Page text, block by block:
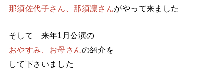
那須佐代子さん、那須凛さんがやって来ました
そして 来年1月公演の
おやすみ、お母さんの紹介を
して下さいました